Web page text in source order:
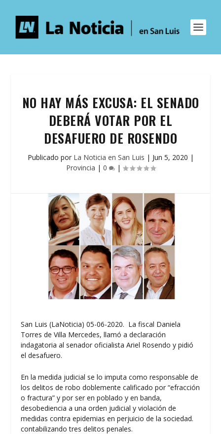
NO HAY MÁS EXCUSA: EL SENADO
DEBERÁ VOTAR POR EL
DESAFUERO DE ROSENDO
Publicado por La Noticia en San Luis | Jun 5, 2020 |
Provincia | 0 |
San Luis (LaNoticia) 05-06-2020. La fiscal Daniela
Torres de Villa Mercedes, llamó a declaración
indagatoria al senador oficialista Ariel Rosendo y pidió
el desafuero.
En la medida judicial se lo imputa como responsable de
los delitos de robo doblemente calificado por “efracción
o fractura” y por ser en poblado y en banda,
desobediencia a una orden judicial y violación de
medidas contra epidemias en perjuicio de la sociedad.
contabilizando tres delitos penales.